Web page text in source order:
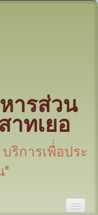
ารส่วน
าทเยอ
ริการเพื่่อประ
"